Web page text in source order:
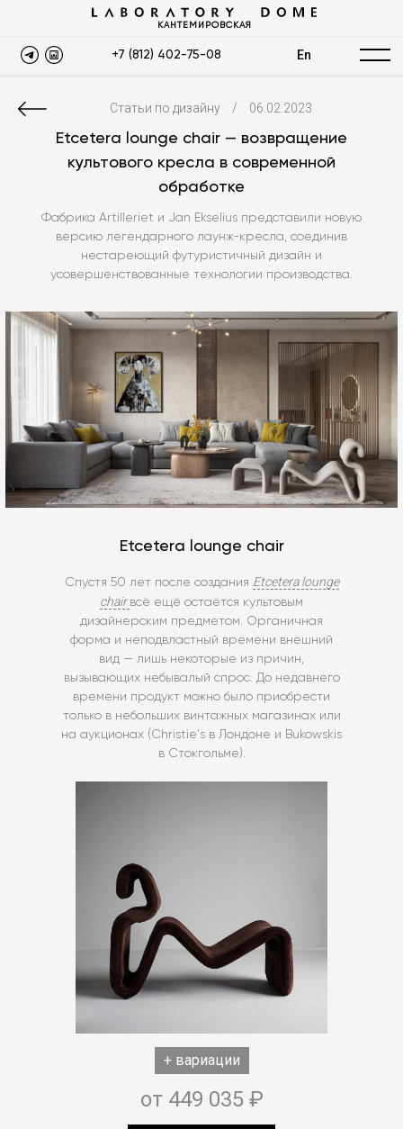
КАНТЕМИРОВСКАЯ
+7 (812) 402-75-08 En
Статьи по дизайну / 06.02.2023
Etcetera lounge chair — возвращение
культового кресла в современной
обработке
Фабрика Artilleriet и Jan Ekselius представили новую
версию легендарного лаунж-кресла, соединив
нестареющий футуристичный дизайн и
усовершенствованные технологии производства.
Etcetera lounge chair
Спустя 50 лет после создания Etcetera lounge
chair всё ещё остаётся культовым
дизайнерским предметом. Органичная
форма и неподвластный времени внешний
вид — лишь некоторые из причин,
вызывающих небывалый спрос. До недавнего
времени продукт можно было приобрести
только в небольших винтажных магазинах или
на аукционах (Christie's в Лондоне и Bukowskis
в Стокгольме).
+ вариации
от 449 035 ₽